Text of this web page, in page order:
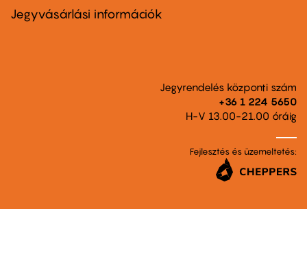
second
Jegyvásárlási információk
Jegyrendelés központi szám
+36 1 224 5650
H-V 13.00-21.00 óráig
Fejlesztés és üzemeltetés: